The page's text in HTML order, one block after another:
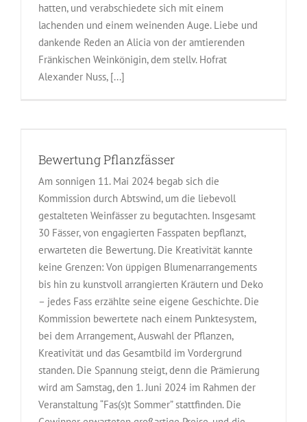
hatten, und verabschiedete sich mit einem
lachenden und einem weinenden Auge. Liebe und
dankende Reden an Alicia von der amtierenden
Fränkischen Weinkönigin, dem stellv. Hofrat
Alexander Nuss, [...]
Bewertung Pflanzfässer
Am sonnigen 11. Mai 2024 begab sich die
Kommission durch Abtswind, um die liebevoll
gestalteten Weinfässer zu begutachten. Insgesamt
30 Fässer, von engagierten Fasspaten bepflanzt,
erwarteten die Bewertung. Die Kreativität kannte
keine Grenzen: Von üppigen Blumenarrangements
bis hin zu kunstvoll arrangierten Kräutern und Deko
– jedes Fass erzählte seine eigene Geschichte. Die
Kommission bewertete nach einem Punktesystem,
bei dem Arrangement, Auswahl der Pflanzen,
Kreativität und das Gesamtbild im Vordergrund
standen. Die Spannung steigt, denn die Prämierung
wird am Samstag, den 1. Juni 2024 im Rahmen der
Veranstaltung “Fas(s)t Sommer” stattfinden. Die